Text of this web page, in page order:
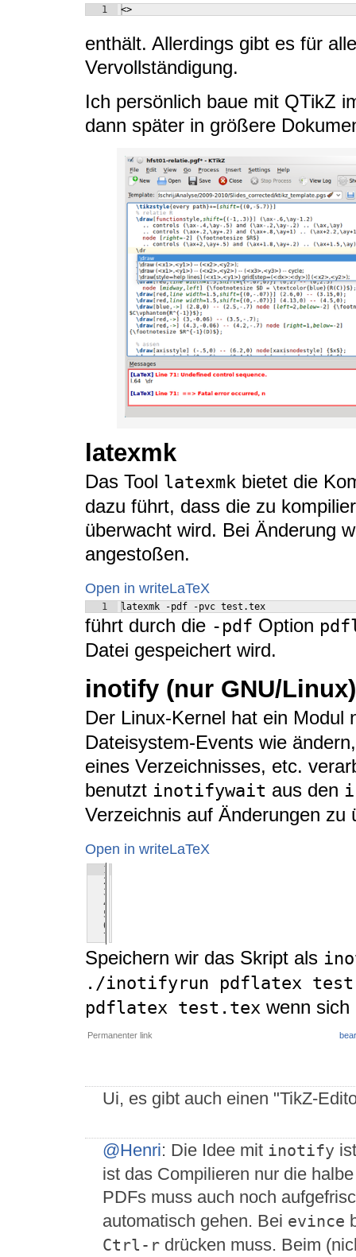
1 <>
enthält. Allerdings gibt es für
Vervollständigung.
Ich persönlich baue mit QTikZ
dann später in größere
latexmk
Das Tool latexmk bietet die
dazu führt, dass die zu
überwacht wird. Bei Änderung
angestoßen.
Open in writeLaTeX
1 latexmk -pdf -pvc test.tex
führt durch die -pdf Option
Datei gespeichert wird.
inotify (nur GNU/Linux)
Der Linux-Kernel hat ein Modul
Dateisystem-Events wie
eines Verzeichnisses, etc.
benutzt inotifywait aus den
Verzeichnis auf Änderungen zu
Open in writeLaTeX
1
2
3
4
5
6
7
Speichern wir das Skript als
./inotifyrun pdflatex
pdflatex test.tex wenn sich
Permanenter link
Ui, es gibt auch einen "TikZ-
@Henri: Die Idee mit inotify
ist das Compilieren nur die
PDFs muss auch noch
automatisch gehen. Bei evince
Ctrl-r drücken muss. Beim